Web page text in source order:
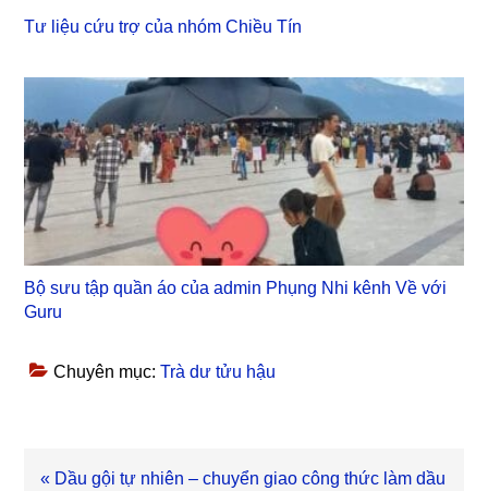
Tư liệu cứu trợ của nhóm Chiều Tín
Bộ sưu tập quần áo của admin Phụng Nhi kênh Về với
Guru
Chuyên mục:Trà dư tửu hậu
Bài
« Dầu gội tự nhiên – chuyển giao công thức làm dầu